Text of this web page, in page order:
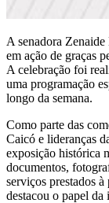
A senadora
em ação de graças
A celebração foi
uma programação
longo da semana.
Como parte das
Caicó e lideranças
exposição histórica
documentos,
serviços prestados
destacou o papel